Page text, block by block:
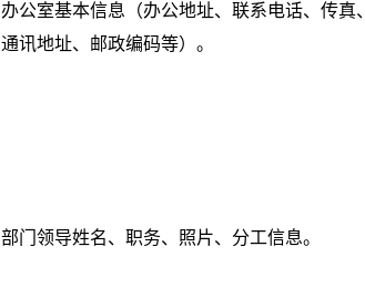
办公室基本信息（办公地址、联系电话、传真、
通讯地址、邮政编码等）。
部门领导姓名、职务、照片、分工信息。